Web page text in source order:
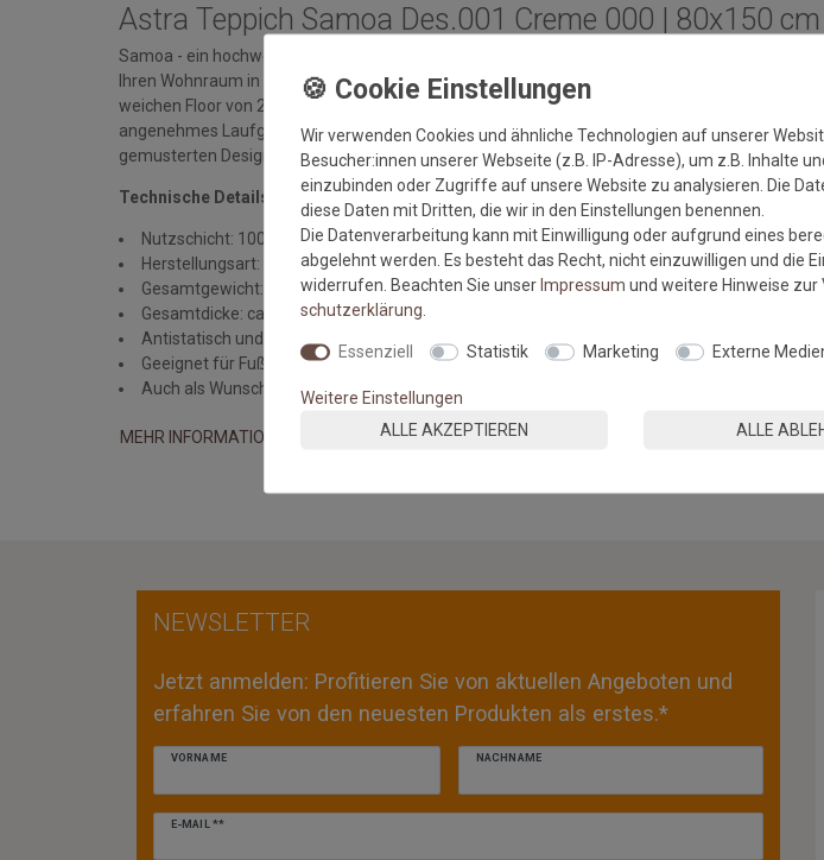
Astra Teppich Samoa Des.001 Creme 000 | 80x150 cm
Samoa - ein hochwertiger Webteppich in besonders vielen Farben und trendigen Designs. Mit
Ihren Wohnraum in eine Wohlfühloase und garantiert jedes Wohnzimmer wird zum Hingucker.
weichen Floor von 20 mm sorgt der Teppich für ein besonders
angenehmes Laufgefühl. Den Samoa Teppich von Astra gibt es in 7 Standardgrößen, in
gemusterten Designs, sowie im individuellen Wunschmaß.
Technische Details:
Nutzschicht: 100% Polypropylen
Herstellungsart: maschinell gewebt
Gesamtgewicht: 3.300 gr/qm
Gesamtdicke: ca. 20 mm
Antistatisch und Pflegeleicht (Staubsauger mit Flachdüse)
Geeignet für Fußbodenheizung
Auch als Wunschmaßteppich erhältlich
MEHR INFORMATIONEN ZUM EU VERANTWORTLICHEN »
NEWSLETTER
Jetzt anmelden: Profitieren Sie von aktuellen Angeboten und
erfahren Sie von den neuesten Produkten als erstes.*
VORNAME NACHNAME
E-MAIL **
Newsletter
Wir verwenden Cookies und ähnliche Technologien auf unserer
Besucher:innen unserer Webseite (z.B. IP-Adresse), um z.B. Inhalte
einzubinden oder Zugriffe auf unsere Website zu analysieren. Die
diese Daten mit Dritten, die wir in den Einstellungen benennen.
Die Datenverarbeitung kann mit Einwilligung oder aufgrund eines
abgelehnt werden. Es besteht das Recht, nicht einzuwilligen und die
widerrufen. Beachten Sie unserImpressum und weitere Hinweise
schutz­erklärung
Essenziell Statistik Marketing Externe
Weitere Einstellungen
ALLE AKZEPTIEREN
ALLE